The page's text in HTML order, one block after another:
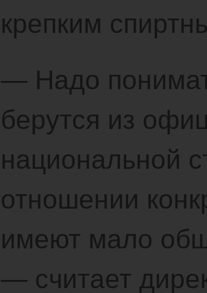
крепким
— Надо
берутся из
национальной
отношении
имеют мало
— считает